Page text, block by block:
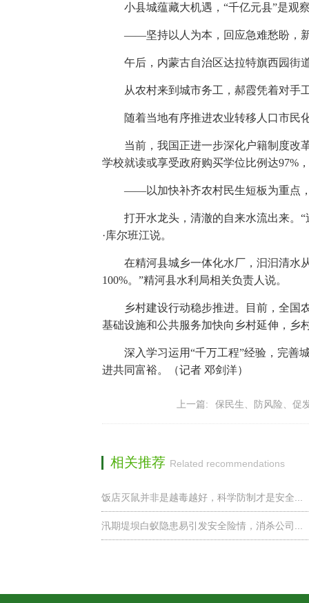
小县城蕴藏大机遇，“千亿元县”是观
——坚持以人为本，回应急难愁盼，
午后，内蒙古自治区达拉特旗西园街
从农村来到城市务工，郝霞凭着对手
随着当地有序推进农业转移人口市民
当前，我国正进一步深化户籍制度改
学校就读或享受政府购买学位比例达97%
——以加快补齐农村民生短板为重点
打开水龙头，清澈的自来水流出来。
·库尔班江说。
在精河县城乡一体化水厂，汩汩清水
100%。”精河县水利局相关负责人说。
乡村建设行动稳步推进。目前，全国
基础设施和公共服务加快向乡村延伸，乡
深入学习运用“千万工程”经验，完善
进共同富裕。（记者 邓剑洋）
上一篇: 保民生、防风险、促
相关推荐 Related recommendations
饭店灭鼠并非是越毒越好，科学防制才是安全...
汛期堤坝白蚁隐患易引发安全险情，消杀公司...